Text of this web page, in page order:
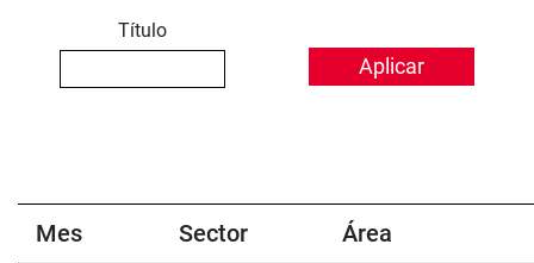
Título
Mes Sector Área